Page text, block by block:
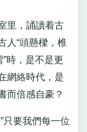
里，誦讀着古
人“頭懸樑，椎
時，是不是更
網絡時代，是
而倍感自豪？
要我們每一位